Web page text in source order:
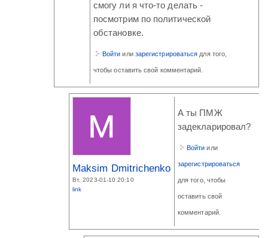
смогу ли я что-то делать -
посмотрим по политической
обстановке.
Войти или зарегистрироваться для того,
чтобы оставить свой комментарий.
Maksim Dmitrichenko
Вт, 2023-01-10 20:10
link
А ты ПМЖ
задекларировал?
Войти или
зарегистрироваться
для того, чтобы
оставить свой
комментарий.